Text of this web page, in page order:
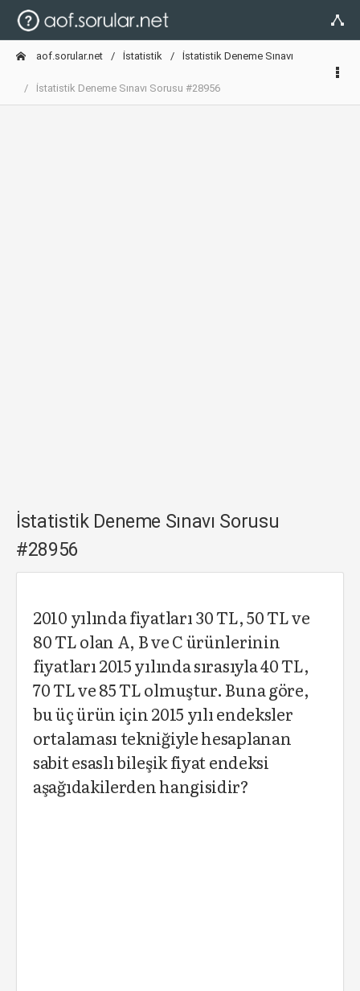
aof.sorular.net İstatistik İstatistik Deneme Sınavı
İstatistik Deneme Sınavı Sorusu #28956
İstatistik Deneme Sınavı Sorusu
#28956
2010 yılında fiyatları 30 TL, 50 TL ve
80 TL olan A, B ve C ürünlerinin
fiyatları 2015 yılında sırasıyla 40 TL,
70 TL ve 85 TL olmuştur. Buna göre,
bu üç ürün için 2015 yılı endeksler
ortalaması tekniğiyle hesaplanan
sabit esaslı bileşik fiyat endeksi
aşağıdakilerden hangisidir?